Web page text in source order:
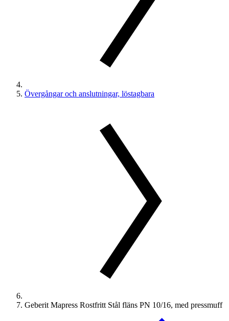
Övergångar och anslutningar, löstagbara
Geberit Mapress Rostfritt Stål fläns PN 10/16, med pressmuff